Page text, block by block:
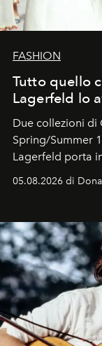
FASHION
Tutto quello
Lagerfeld lo
Due collezioni di
Spring/Summer
Lagerfeld porta
logomania
Kate, Claudia e
uno dei
05.08.2026 di